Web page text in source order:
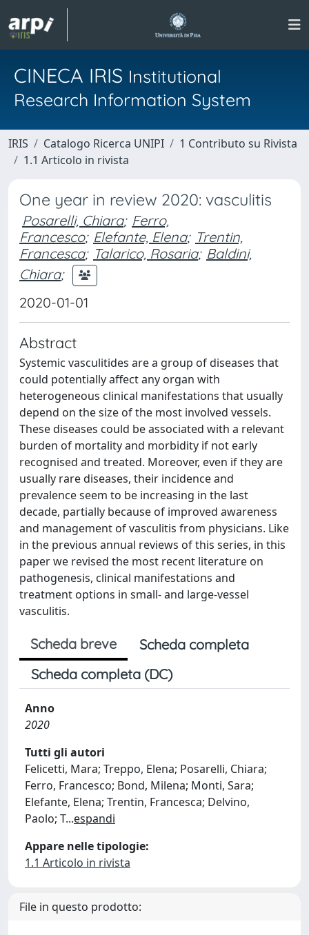
CINECA IRIS Institutional
Research Information System
IRIS Catalogo Ricerca UNIPI
1 Contributo su Rivista
1.1 Articolo in rivista
One year in review 2020: vasculitis
Posarelli, Chiara; Ferro,
Francesco; Elefante, Elena; Trentin,
Francesca; Talarico, Rosaria; Baldini,
Chiara;
2020-01-01
Abstract
Systemic vasculitides are a group of diseases that
could potentially affect any organ with
heterogeneous clinical manifestations that usually
depend on the size of the most involved vessels.
These diseases could be associated with a relevant
burden of mortality and morbidity if not early
recognised and treated. Moreover, even if they are
usually rare diseases, their incidence and
prevalence seem to be increasing in the last
decade, partially because of improved awareness
and management of vasculitis from physicians. Like
in the previous annual reviews of this series, in this
paper we revised the most recent literature on
pathogenesis, clinical manifestations and
treatment options in small- and large-vessel
vasculitis.
Scheda breve
Scheda completa
Scheda completa (DC)
Anno
2020
Tutti gli autori
Felicetti, Mara; Treppo, Elena; Posarelli, Chiara;
Ferro, Francesco; Bond, Milena; Monti, Sara;
Elefante, Elena; Trentin, Francesca; Delvino,
Paolo; T...espandi
Appare nelle tipologie:
1.1 Articolo in rivista
File in questo prodotto: